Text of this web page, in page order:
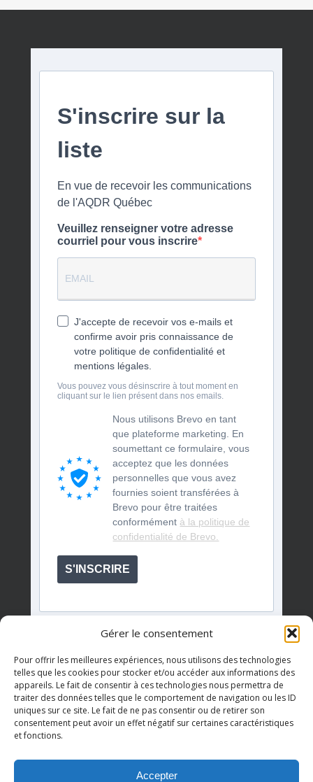
Gérer le consentement
Pour offrir les meilleures expériences, nous utilisons des technologies
telles que les cookies pour stocker et/ou accéder aux informations des
appareils. Le fait de consentir à ces technologies nous permettra de
traiter des données telles que le comportement de navigation ou les ID
uniques sur ce site. Le fait de ne pas consentir ou de retirer son
consentement peut avoir un effet négatif sur certaines caractéristiques
et fonctions.
Accepter
S'inscrire sur la
liste
En vue de recevoir les communications
de l'AQDR Québec
Veuillez renseigner votre adresse
courriel pour vous inscrire
J'accepte de recevoir vos e-mails et
confirme avoir pris connaissance de
votre politique de confidentialité et
mentions légales.
Vous pouvez vous désinscrire à tout moment en
cliquant sur le lien présent dans nos emails.
Nous utilisons Brevo en tant
que plateforme marketing. En
soumettant ce formulaire, vous
acceptez que les données
personnelles que vous avez
fournies soient transférées à
Brevo pour être traitées
conformément à la politique de
confidentialité de Brevo.
S'INSCRIRE
Événements à venir
Il n’y a pas d’évènements à venir.